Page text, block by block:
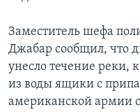
Заместитель шефа
Джабар сообщил, что
унесло течение реки,
из воды ящики с
американской армии с